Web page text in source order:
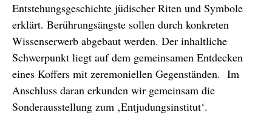
Entstehungsgeschichte jüdischer Riten und Symbole
erklärt. Berührungsängste sollen durch konkreten
Wissenserwerb abgebaut werden. Der inhaltliche
Schwerpunkt liegt auf dem gemeinsamen Entdecken
eines Koffers mit zeremoniellen Gegenständen. Im
Anschluss daran erkunden wir gemeinsam die
Sonderausstellung zum ‚Entjudungsinstitut‘.